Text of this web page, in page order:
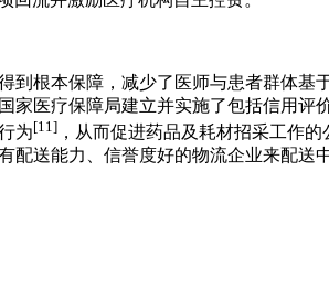
根本保障，减少了医师与患者群体基
医疗保障局建立并实施了包括信用评
为[11] ，从而促进药品及耗材招采工作
送能力、信誉度好的物流企业来配送